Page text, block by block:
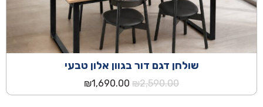
שולחן דגם דור בגוון אלון טבעי
₪2,590.00
המחיר
המקורי
₪1,690.00
הנוכחי